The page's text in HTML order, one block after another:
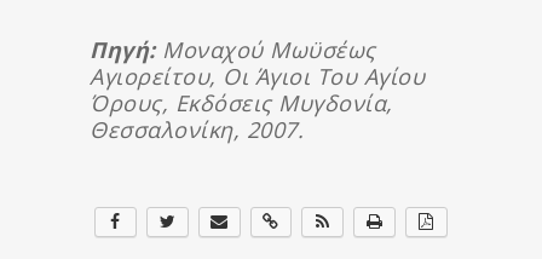
Πηγή:Μοναχού Μωϋσέως
Αγιορείτου, Οι Άγιοι Του Αγίου
Όρους, Εκδόσεις Μυγδονία,
Θεσσαλονίκη, 2007.